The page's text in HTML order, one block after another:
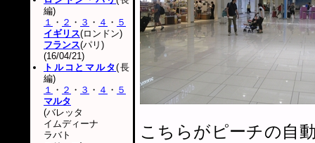
こちらがピーチの自
編)
１ ・ ２ ・ ３ ・ ４ ・ ５
イギリス(ロンドン)
フランス(パリ)
(16/04/21)
トルコとマルタ(長
編)
１ ・ ２ ・ ３ ・ ４ ・ ５
マルタ
(バレッタ
イムディーナ
ラバト